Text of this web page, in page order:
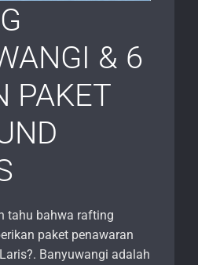
& 6
PAKET
tahu bahwa rafting
paket penawaran
Banyuwangi adalah